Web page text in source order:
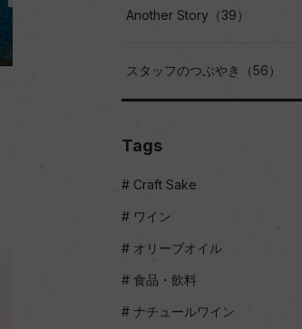
Another Story（39）
スタッフのつぶやき（56）
Tags
Craft Sake
ワイン
オリーブオイル
食品・飲料
ナチュールワイン